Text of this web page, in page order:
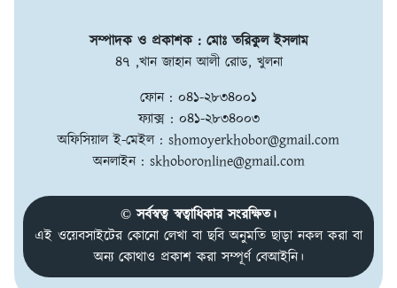
সম্পাদক ও প্রকাশক : মোঃ তরিকুল ইসলাম
৪৭ ,খান জাহান আলী রোড, খুলনা
ফোন : ০৪১-২৮৩৪০০১
ফ্যাক্স : ০৪১-২৮৩৪০০৩
অফিসিয়াল ই-মেইল : shomoyerkhobor@gmail.com
অনলাইন : skhoboronline@gmail.com
© সর্বস্বত্ব স্বত্বাধিকার সংরক্ষিত।
এই ওয়েবসাইটের কোনো লেখা বা ছবি অনুমতি ছাড়া নকল করা বা
অন্য কোথাও প্রকাশ করা সম্পূর্ণ বেআইনি।